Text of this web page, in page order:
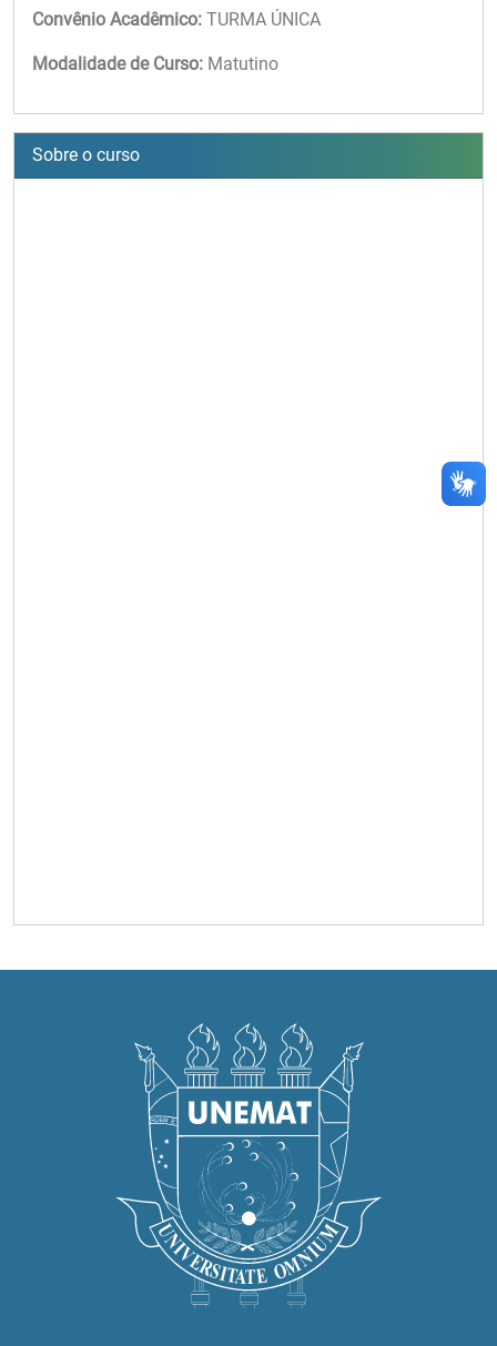
Convênio Acadêmico: TURMA ÚNICA
Modalidade de Curso: Matutino
Sobre o curso